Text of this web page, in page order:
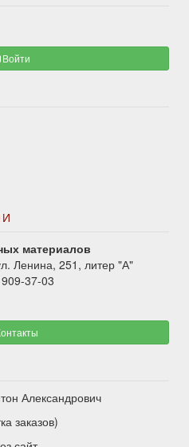
Войти
материалов
Ленина, 251, литер "А"
37-03
Александрович
заказов)